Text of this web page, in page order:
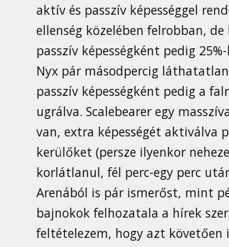
aktív és passzív képességgel
ellenség közelében felrobban,
passzív képességként pedig
Nyx pár másodpercig
passzív képességként pedig a
ugrálva. Scalebearer egy
van, extra képességét aktiválva
kerülőket (persze ilyenkor
korlátlanul, fél perc-egy perc
Arenából is pár ismerőst, mint
bajnokok felhozatala a hírek
feltételezem, hogy azt követően